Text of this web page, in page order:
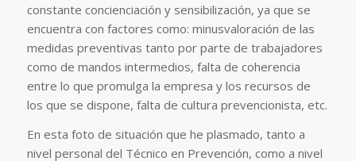
constante concienciación y sensibilización, ya que se
encuentra con factores como: minusvaloración de las
medidas preventivas tanto por parte de trabajadores
como de mandos intermedios, falta de coherencia
entre lo que promulga la empresa y los recursos de
los que se dispone, falta de cultura prevencionista, etc.
En esta foto de situación que he plasmado, tanto a
nivel personal del Técnico en Prevención, como a nivel